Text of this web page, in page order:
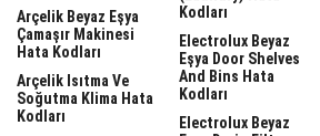
Arçelik Beyaz Eşya
Çamaşır Makinesi
Hata Kodları
Arçelik Isıtma Ve
Soğutma Klima Hata
Kodları
Kodları
Electrolux Beyaz
Eşya Door Shelves
And Bins Hata
Kodları
Electrolux Beyaz